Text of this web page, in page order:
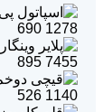
1278
690
7455
895
1140
526